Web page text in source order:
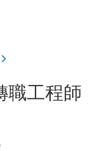
職工程師